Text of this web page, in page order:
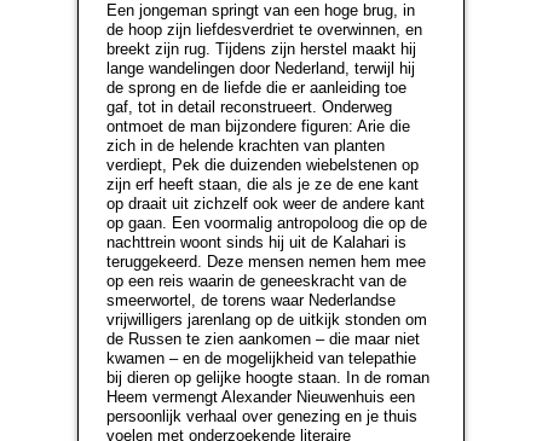
Een jongeman springt van een hoge brug, in
de hoop zijn liefdesverdriet te overwinnen, en
breekt zijn rug. Tijdens zijn herstel maakt hij
lange wandelingen door Nederland, terwijl hij
de sprong en de liefde die er aanleiding toe
gaf, tot in detail reconstrueert. Onderweg
ontmoet de man bijzondere figuren: Arie die
zich in de helende krachten van planten
verdiept, Pek die duizenden wiebelstenen op
zijn erf heeft staan, die als je ze de ene kant
op draait uit zichzelf ook weer de andere kant
op gaan. Een voormalig antropoloog die op de
nachttrein woont sinds hij uit de Kalahari is
teruggekeerd. Deze mensen nemen hem mee
op een reis waarin de geneeskracht van de
smeerwortel, de torens waar Nederlandse
vrijwilligers jarenlang op de uitkijk stonden om
de Russen te zien aankomen – die maar niet
kwamen – en de mogelijkheid van telepathie
bij dieren op gelijke hoogte staan. In de roman
Heem vermengt Alexander Nieuwenhuis een
persoonlijk verhaal over genezing en je thuis
voelen met onderzoekende literaire